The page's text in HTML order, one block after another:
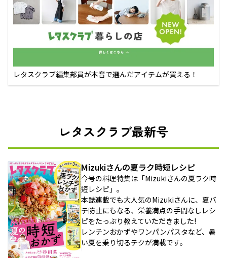
レタスクラブ編集部員が本音で選んだアイテムが買える！
レタスクラブ最新号
Mizukiさんの夏ラク時短レシピ
今号の料理特集は「Mizukiさんの夏ラク時
短レシピ」。
本誌連載でも大人気のMizukiさんに、夏バ
テ防止にもなる、栄養満点の手間なしレシ
ピをたっぷり教えていただきました!
レンチンおかずやワンパンパスタなど、暑
い夏を乗り切るテクが満載です。